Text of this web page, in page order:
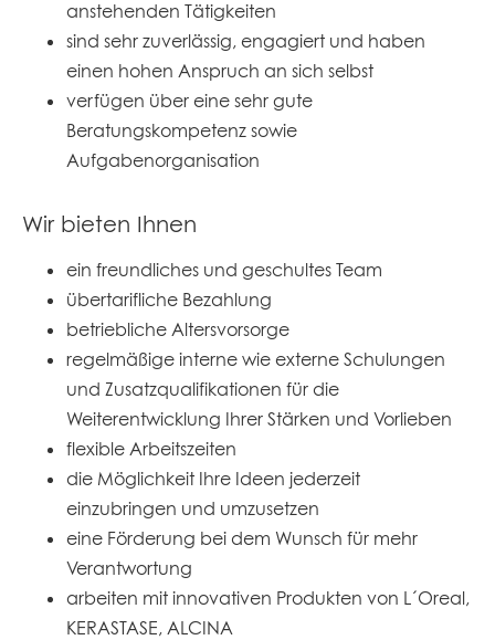
anstehenden Tätigkeiten
sind sehr zuverlässig, engagiert und haben
einen hohen Anspruch an sich selbst
verfügen über eine sehr gute
Beratungskompetenz sowie
Aufgabenorganisation
Wir bieten Ihnen
ein freundliches und geschultes Team
übertarifliche Bezahlung
betriebliche Altersvorsorge
regelmäßige interne wie externe Schulungen
und Zusatzqualifikationen für die
Weiterentwicklung Ihrer Stärken und Vorlieben
flexible Arbeitszeiten
die Möglichkeit Ihre Ideen jederzeit
einzubringen und umzusetzen
eine Förderung bei dem Wunsch für mehr
Verantwortung
arbeiten mit innovativen Produkten von L´Oreal,
KERASTASE, ALCINA